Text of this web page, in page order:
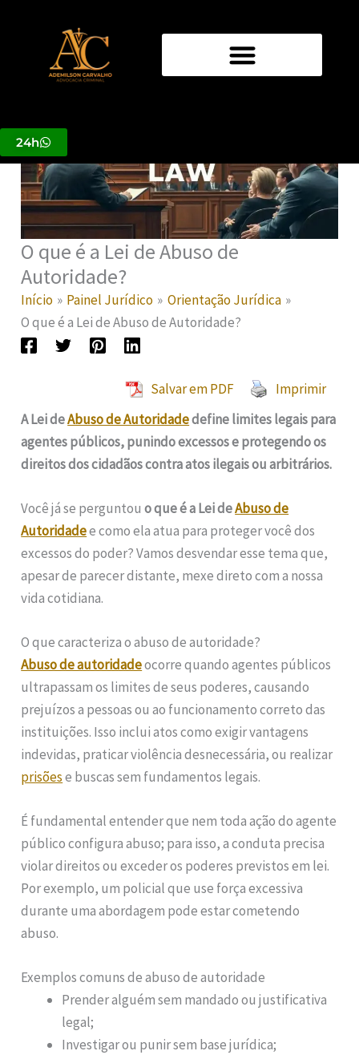
conteúdo
24h
O que é a Lei de Abuso de
Autoridade?
Início Painel Jurídico
Orientação Jurídica
O que é a Lei de Abuso de Autoridade?
Salvar em PDF
Imprimir
A Lei deAbuso de Autoridadedefine limites legais para
agentes públicos, punindo excessos e protegendo os
direitos dos cidadãos contra atos ilegais ou arbitrários.
Você já se perguntouo que é a Lei deAbuso de
Autoridadee como ela atua para proteger você dos
excessos do poder? Vamos desvendar esse tema que,
apesar de parecer distante, mexe direto com a nossa
vida cotidiana.
O que caracteriza o abuso de autoridade?
Abuso de autoridadeocorre quando agentes públicos
ultrapassam os limites de seus poderes, causando
prejuízos a pessoas ou ao funcionamento correto das
instituições. Isso inclui atos como exigir vantagens
indevidas, praticar violência desnecessária, ou realizar
prisõese buscas sem fundamentos legais.
É fundamental entender que nem toda ação do agente
público configura abuso; para isso, a conduta precisa
violar direitos ou exceder os poderes previstos em lei.
Por exemplo, um policial que use força excessiva
durante uma abordagem pode estar cometendo
abuso.
Exemplos comuns de abuso de autoridade
Prender alguém sem mandado ou justificativa
legal;
Investigar ou punir sem base jurídica;